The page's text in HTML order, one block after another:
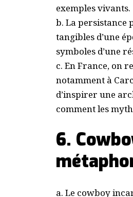
exemples vivants.
b. La persistance
tangibles d’une
symboles d’une
c. En France, on
notamment à
d’inspirer une
comment les
6.
a. Le cowboy